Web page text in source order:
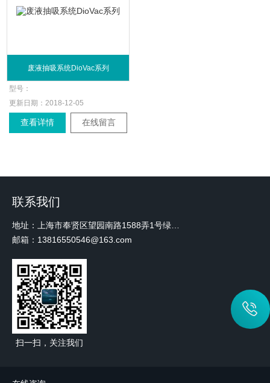
废液抽吸系统DioVac系列
型号：
更新日期： 2018-12-05
查看详情 在线留言
联系我们
地址：上海市奉贤区望园南路1588弄1号绿地未来中心A3 2110室
邮箱：13816550546@163.com
扫一扫，关注我们